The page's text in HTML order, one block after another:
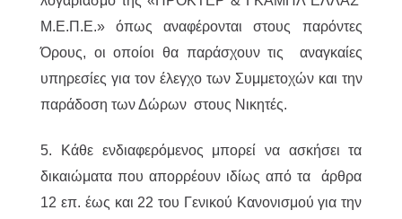
M.Ε.Π.Ε.» όπως αναφέρονται στους παρόντες
Όρους, οι οποίοι θα παράσχουν τις αναγκαίες
υπηρεσίες για τον έλεγχο των Συμμετοχών και την
παράδοση των Δώρων στους Νικητές.
5. Κάθε ενδιαφερόμενος μπορεί να ασκήσει τα
δικαιώματα που απορρέουν ιδίως από τα άρθρα
12 επ. έως και 22 του Γενικού Κανονισμού για την